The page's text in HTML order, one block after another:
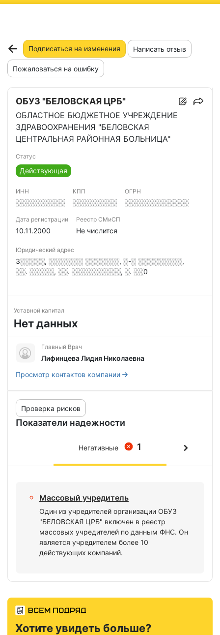
Подписаться на изменения Написать отзыв
Пожаловаться на ошибку
ОБУЗ "БЕЛОВСКАЯ ЦРБ"
ОБЛАСТНОЕ БЮДЖЕТНОЕ УЧРЕЖДЕНИЕ
ЗДРАВООХРАНЕНИЯ "БЕЛОВСКАЯ
ЦЕНТРАЛЬНАЯ РАЙОННАЯ БОЛЬНИЦА"
Статус
Действующая
ИНН
░░░░░░░░░░
КПП
░░░░░░░░░
ОГРН
░░░░░░░░░░░░░
Дата регистрации
10.11.2000
Реестр СМиСП
Не числится
Юридический адрес
3░░░░░, ░░░░░░░ ░░░░░░░, ░-░ ░░░░░░░░░,
░░. ░░░░░, ░░. ░░░░░░░░░░, ░. ░░0
Уставной капитал
Нет данных
Главный Врач
Лифинцева Лидия Николаевна
Просмотр контактов компании
Показатели надежности
Проверка рисков
1
Негативные
Массовый учредитель
Один из учредителей организации ОБУЗ
"БЕЛОВСКАЯ ЦРБ" включен в реестр
массовых учредителей по данным ФНС. Он
является учредителем более 10
действующих компаний.
Хотите увидеть больше?